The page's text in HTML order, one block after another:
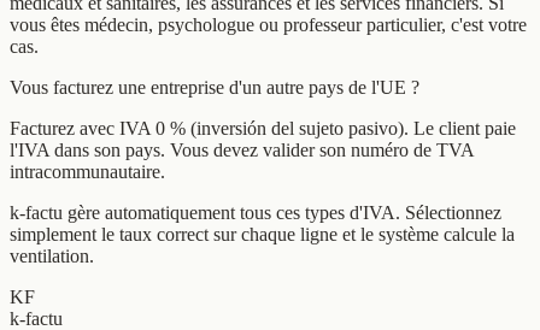
vous êtes médecin, psychologue ou professeur particulier, c'est votre
cas.
Vous facturez une entreprise d'un autre pays de l'UE ?
Facturez avec IVA 0 % (inversión del sujeto pasivo). Le client paie
l'IVA dans son pays. Vous devez valider son numéro de TVA
intracommunautaire.
k-factu gère automatiquement tous ces types d'IVA. Sélectionnez
simplement le taux correct sur chaque ligne et le système calcule la
ventilation.
KF
k-factu